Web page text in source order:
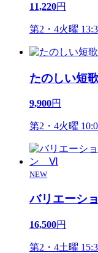
11,220円
第2・4火曜
たのしい短
9,900円
第2・4火曜
NEW
バリエーシ
16,500円
第2・4土曜